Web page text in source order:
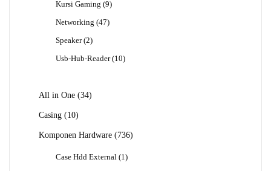
Kursi Gaming 99
Networking 4747
Speaker 22
Usb-Hub-Reader 1010
All in One 3434
Casing
1010
Komponen Hardware
736736
Case Hdd External 11